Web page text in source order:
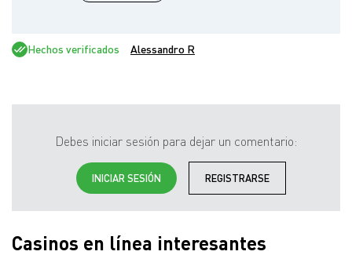
Hechos verificados Alessandro R
Debes iniciar sesión para dejar un comentario:
INICIAR SESIÓN REGISTRARSE
Casinos en línea interesantes